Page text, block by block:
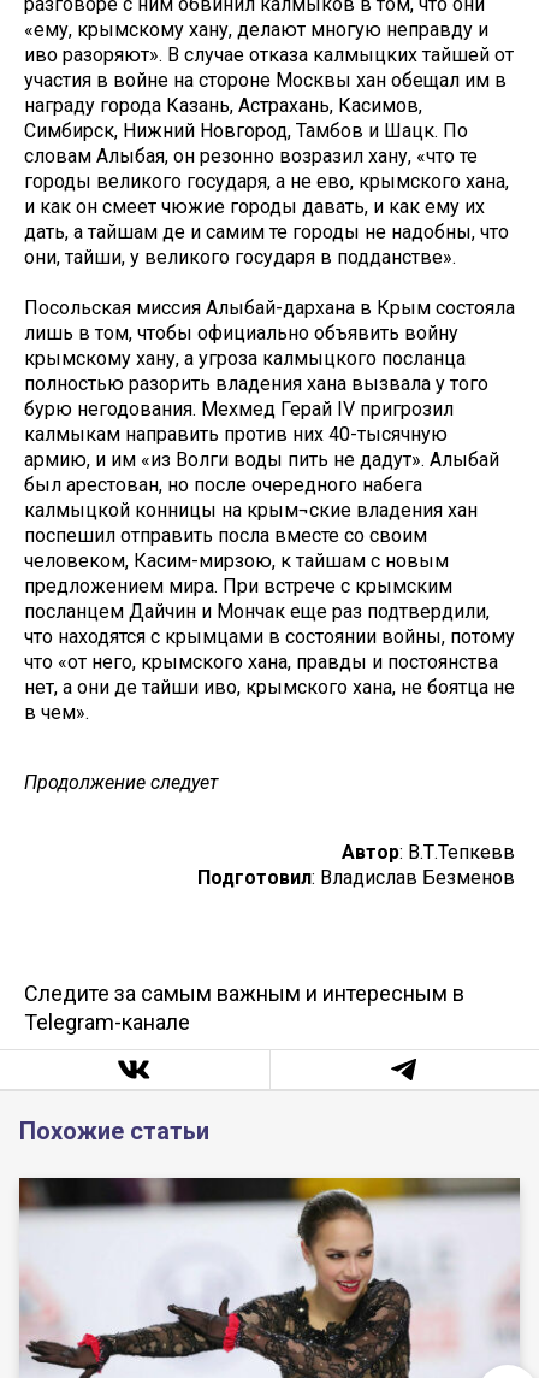
«ему, крымскому хану, делают многую неправду и
иво разоряют». В случае отказа калмыцких тайшей от
участия в войне на стороне Москвы хан обещал им в
награду города Казань, Астрахань, Касимов,
Симбирск, Нижний Новгород, Тамбов и Шацк. По
словам Алыбая, он резонно возразил хану, «что те
городы великого государя, а не ево, крымского хана,
и как он смеет чюжие городы давать, и как ему их
дать, а тайшам де и самим те городы не надобны, что
они, тайши, у великого государя в подданстве».
Посольская миссия Алыбай-дархана в Крым состояла
лишь в том, чтобы официально объявить войну
крымскому хану, а угроза калмыцкого посланца
полностью разорить владения хана вызвала у того
бурю негодования. Мехмед Герай IV пригрозил
калмыкам направить против них 40-тысячную
армию, и им «из Волги воды пить не дадут». Алыбай
был арестован, но после очередного набега
калмыцкой конницы на крым¬ские владения хан
поспешил отправить посла вместе со своим
человеком, Касим-мирзою, к тайшам с новым
предложением мира. При встрече с крымским
посланцем Дайчин и Мончак еще раз подтвердили,
что находятся с крымцами в состоянии войны, потому
что «от него, крымского хана, правды и постоянства
нет, а они де тайши иво, крымского хана, не боятца не
в чем».
Продолжение следует
Автор: В.Т.Тепкевв
Подготовил: Владислав Безменов
Следите за самым важным и интересным в
Telegram-канале
Похожие статьи